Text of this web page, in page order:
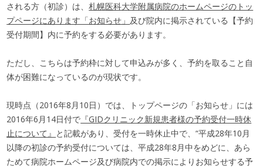
される方（初診）は、札幌医科大学附属病院のホームページのトッ
プページにあります「お知らせ」 及び院内に掲示されている【予約
受付期間】内に予約をする必要があります。
ただし、こちらは予約枠に対して申込みが多く、予約を取ること自
体が困難になっているのが現状です。
現時点（2016年8月10日）では、トップページの「お知らせ」には
2016年6月14日付で 『GIDクリニック新規患者様の予約受付一時休
止について』 と記載があり、受付を一時休止中で、“平成28年10月
以降の初診の予約受付については、平成28年8月中をめどに、あら
ためて病院ホームページ及び病院内での掲示によりお知らせする予